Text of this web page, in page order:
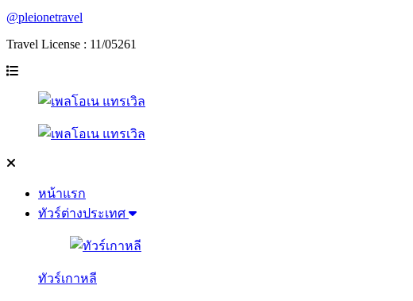
@pleionetravel
Travel License : 11/05261
หน้าแรก
ทัวร์ต่างประเทศ
ทัวร์เกาหลี